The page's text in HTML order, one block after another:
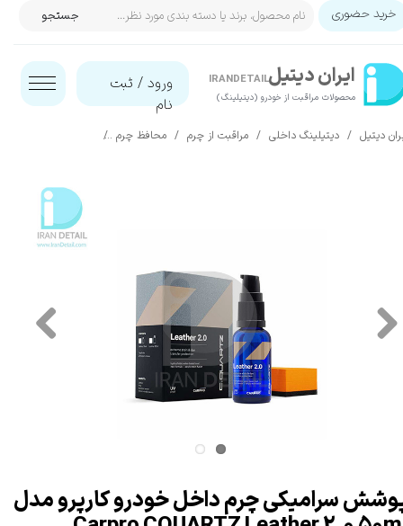
ایران‌ دیتیل
محصولات مراقبت از خودرو (دیتیلینگ)​​​​​​​
IRANDETAIL ورود / ثبت
نام
حساب کاربری من
تغییر گذر واژه
جستجو خرید حضوری
دیتیل دیتیلینگ داخلی مراقبت از چرم محافظ چرم
سرامیکی چرم داخل خودرو کارپرو مدل